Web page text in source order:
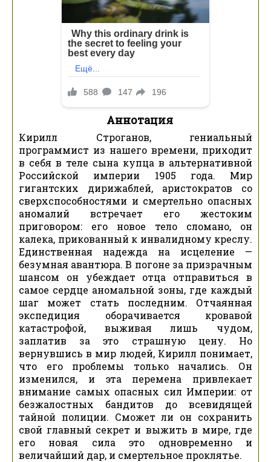
Аннотация
Кирилл Строганов, гениальный
программист из нашего времени, приходит
в себя в теле сына купца в альтернативной
Российской империи 1905 года. Мир
гигантских дирижаблей, аристократов со
сверхспособностями и смертельно опасных
аномалий встречает его жестоким
приговором: его новое тело сломано, он
калека, прикованный к инвалидному креслу.
Единственная надежда на исцеление —
безумная авантюра. В погоне за призрачным
шансом он убеждает отца отправиться в
самое сердце аномальной зоны, где каждый
шаг может стать последним. Отчаянная
экспедиция оборачивается кровавой
катастрофой, выживая лишь чудом,
заплатив за это страшную цену. Но
вернувшись в мир людей, Кирилл понимает,
что его проблемы только начались. Он
изменился, и эта перемена привлекает
внимание самых опасных сил Империи: от
безжалостных бандитов до всевидящей
тайной полиции. Сможет ли он сохранить
свой главный секрет и выжить в мире, где
его новая сила это одновременно и
величайший дар, и смертельное проклятье.